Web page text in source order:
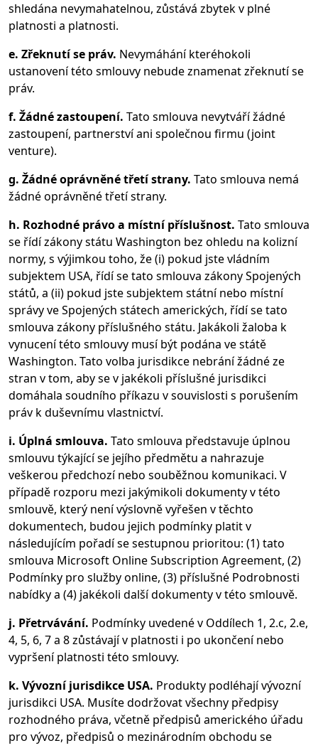
shledána nevymahatelnou, zůstává zbytek v plné
platnosti a platnosti.
e. Zřeknutí se práv. Nevymáhání kteréhokoli
ustanovení této smlouvy nebude znamenat zřeknutí se
práv.
f. Žádné zastoupení. Tato smlouva nevytváří žádné
zastoupení, partnerství ani společnou firmu (joint
venture).
g. Žádné oprávněné třetí strany. Tato smlouva nemá
žádné oprávněné třetí strany.
h. Rozhodné právo a místní příslušnost. Tato smlouva
se řídí zákony státu Washington bez ohledu na kolizní
normy, s výjimkou toho, že (i) pokud jste vládním
subjektem USA, řídí se tato smlouva zákony Spojených
států, a (ii) pokud jste subjektem státní nebo místní
správy ve Spojených státech amerických, řídí se tato
smlouva zákony příslušného státu. Jakákoli žaloba k
vynucení této smlouvy musí být podána ve státě
Washington. Tato volba jurisdikce nebrání žádné ze
stran v tom, aby se v jakékoli příslušné jurisdikci
domáhala soudního příkazu v souvislosti s porušením
práv k duševnímu vlastnictví.
i. Úplná smlouva. Tato smlouva představuje úplnou
smlouvu týkající se jejího předmětu a nahrazuje
veškerou předchozí nebo souběžnou komunikaci. V
případě rozporu mezi jakýmikoli dokumenty v této
smlouvě, který není výslovně vyřešen v těchto
dokumentech, budou jejich podmínky platit v
následujícím pořadí se sestupnou prioritou: (1) tato
smlouva Microsoft Online Subscription Agreement, (2)
Podmínky pro služby online, (3) příslušné Podrobnosti
nabídky a (4) jakékoli další dokumenty v této smlouvě.
j. Přetrvávání. Podmínky uvedené v Oddílech 1, 2.c, 2.e,
4, 5, 6, 7 a 8 zůstávají v platnosti i po ukončení nebo
vypršení platnosti této smlouvy.
k. Vývozní jurisdikce USA. Produkty podléhají vývozní
jurisdikci USA. Musíte dodržovat všechny předpisy
rozhodného práva, včetně předpisů amerického úřadu
pro vývoz, předpisů o mezinárodním obchodu se